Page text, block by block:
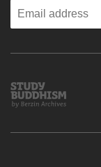
Enter
Study
Buddhism